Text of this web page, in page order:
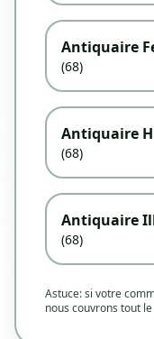
Antiquaire
(68)
Antiquaire
(68)
Antiquaire
(68)
Astuce: si votre
nous couvrons tout